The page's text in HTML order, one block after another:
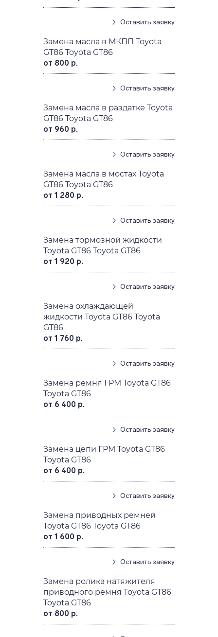
Оставить заявку
Замена масла в МКПП Toyota
GT86 Toyota GT86
от 800 р.
Оставить заявку
Замена масла в раздатке Toyota
GT86 Toyota GT86
от 960 р.
Оставить заявку
Замена масла в мостах Toyota
GT86 Toyota GT86
от 1 280 р.
Оставить заявку
Замена тормозной жидкости
Toyota GT86 Toyota GT86
от 1 920 р.
Оставить заявку
Замена охлаждающей
жидкости Toyota GT86 Toyota
GT86
от 1 760 р.
Оставить заявку
Замена ремня ГРМ Toyota GT86
Toyota GT86
от 6 400 р.
Оставить заявку
Замена цепи ГРМ Toyota GT86
Toyota GT86
от 6 400 р.
Оставить заявку
Замена приводных ремней
Toyota GT86 Toyota GT86
от 1 600 р.
Оставить заявку
Замена ролика натяжителя
приводного ремня Toyota GT86
Toyota GT86
от 800 р.